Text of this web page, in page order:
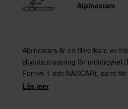
Alpinestars
Alpinestars är en tillverkare av
skyddsutrustning för motorcykel
Formel 1 och NASCAR), samt
mountainbike och surfing.
Läs mer